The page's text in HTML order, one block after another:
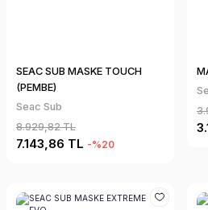
SEAC SUB MASKE TOUCH
(PEMBE)
Seac Sub
8.929,82 TL
7.143,86 TL -%20